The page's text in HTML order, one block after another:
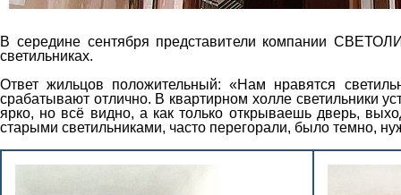
В середине сентября представители компании
светильниках.
Ответ жильцов положительный: «Нам нравятся
срабатывают отлично. В квартирном холле светильники
ярко, но всё видно, а как только открываешь дверь,
старыми светильниками, часто перегорали, было темно,